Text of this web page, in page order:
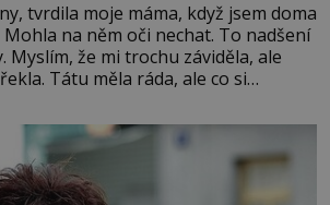
tvrdila moje máma, když jsem doma
na něm oči nechat. To nadšení
Myslím, že mi trochu záviděla, ale
Tátu měla ráda, ale co si
Tehdy byla jiná doba, když